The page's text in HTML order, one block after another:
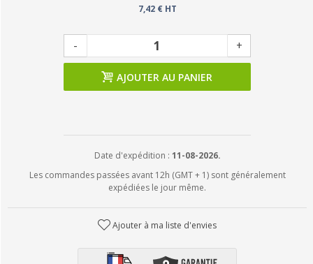
7,42 € HT
- +
AJOUTER AU PANIER
Date d'expédition : 11-08-2026.
Les commandes passées avant 12h (GMT + 1) sont généralement
expédiées le jour même.
Ajouter à ma liste d'envies